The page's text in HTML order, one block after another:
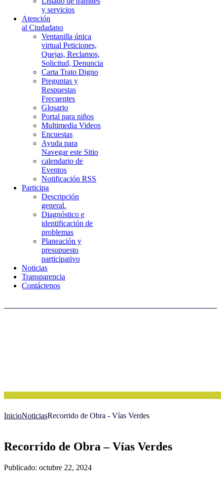
y servicios
Atención
al Ciudadano
Ventanilla única
virtual Peticiones,
Quejas, Reclamos,
Solicitud, Denuncia
Carta Trato Digno
Preguntas y
Respuestas
Frecuentes
Glosario
Portal para niños
Multimedia Videos
Encuestas
Ayuda para
Navegar este Sitio
calendario de
Eventos
Notificación RSS
Participa
Descripción
general.
Diagnóstico e
identificación de
problemas
Planeación y
presupuesto
participativo
Noticias
Transparencia
Contáctenos
InicioNoticiasRecorrido de Obra - Vías Verdes
Recorrido de Obra – Vías Verdes
Publicado: octubre 22, 2024